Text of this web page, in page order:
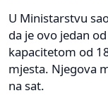
U Ministarstvu
da je ovo jedan
kapacitetom od
mjesta. Njegova
na sat.